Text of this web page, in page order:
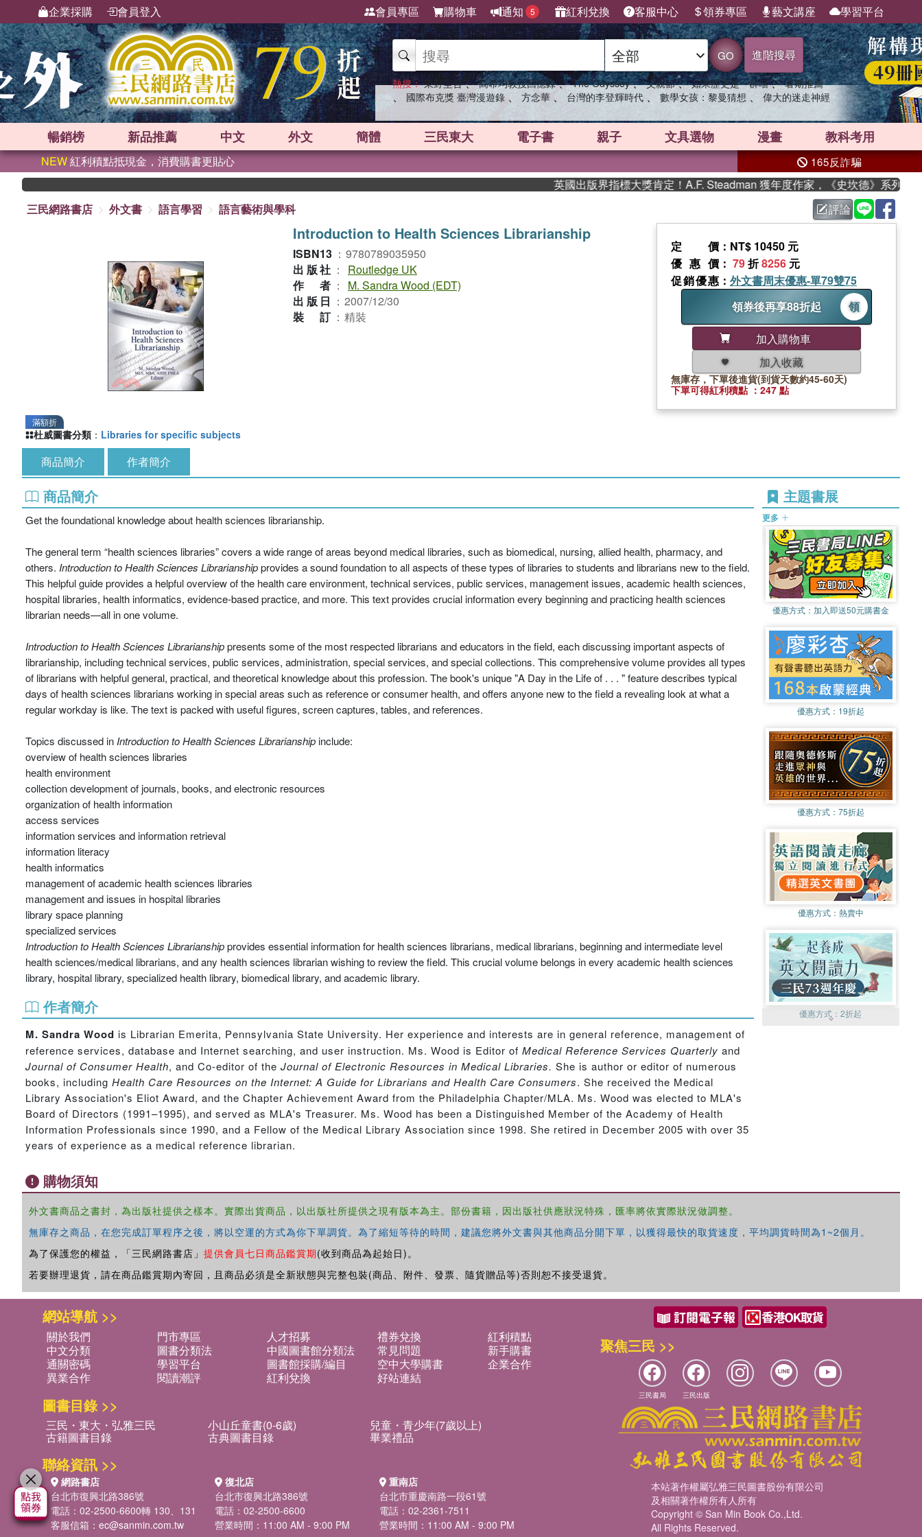
企業採購 會員登入 會員專區 購物車 通知 5 紅利兌換 客服中心 領券專區 藝文講座 學習平台
GO 進階搜尋
熱搜： 東野圭吾 、 高希均教授回憶錄 、 The Odyssey 、 父親節 、 如果歷史是一群喵 、 暑期推薦
、 國際布克獎 臺灣漫遊錄 、 方念華 、 台灣的李登輝時代 、 數學女孩：黎曼猜想 、 偉大的迷走神經
暢銷榜 新品推薦 中文 外文 簡體 三民東大 電子書 親子 文具選物 漫畫 教科考用
NEW紅利積點抵現金，消費購書更貼心 165反詐騙
英國出版界指標大獎肯定！A.F. Steadman 獲年度作家，《史坎德》系列帶你踏
三民網路書店
外文書 語言學習 語言藝術與學科 評論
滿額折
Introduction to Health Sciences Librarianship
ISBN13 ： 9780789035950
出版社 ：
Routledge UK
作者 ：
M. Sandra Wood (EDT)
出版日 ： 2007/12/30
裝訂 ： 精裝
定價 ：NT$ 10450 元
優惠價 ： 79折8256 元
促銷優惠 ： 外文書周末優惠-單79雙75
領券後再享88折起
領
加入購物車
加入收藏
無庫存，下單後進貨(到貨天數約45-60天)
下單可得紅利積點 ：247 點
杜威圖書分類 ： Libraries for specific subjects
商品簡介 作者簡介
商品簡介
Get the foundational knowledge about health sciences librarianship.
The general term “health sciences libraries” covers a wide range of areas beyond medical libraries, such as biomedical, nursing, allied health, pharmacy, and
others. Introduction to Health Sciences Librarianshipprovides a sound foundation to all aspects of these types of libraries to students and librarians new to the field.
This helpful guide provides a helpful overview of the health care environment, technical services, public services, management issues, academic health sciences,
hospital libraries, health informatics, evidence-based practice, and more. This text provides crucial information every beginning and practicing health sciences
librarian needs—all in one volume.
Introduction to Health Sciences Librarianshippresents some of the most respected librarians and educators in the field, each discussing important aspects of
librarianship, including technical services, public services, administration, special services, and special collections. This comprehensive volume provides all types
of librarians with helpful general, practical, and theoretical knowledge about this profession. The book's unique "A Day in the Life of . . . " feature describes typical
days of health sciences librarians working in special areas such as reference or consumer health, and offers anyone new to the field a revealing look at what a
regular workday is like. The text is packed with useful figures, screen captures, tables, and references.
Topics discussed in Introduction to Health Sciences Librarianshipinclude:
overview of health sciences libraries
health environment
collection development of journals, books, and electronic resources
organization of health information
access services
information services and information retrieval
information literacy
health informatics
management of academic health sciences libraries
management and issues in hospital libraries
library space planning
specialized services
Introduction to Health Sciences Librarianshipprovides essential information for health sciences librarians, medical librarians, beginning and intermediate level
health sciences/medical librarians, and any health sciences librarian wishing to review the field. This crucial volume belongs in every academic health sciences
library, hospital library, specialized health library, biomedical library, and academic library.
作者簡介
M. Sandra Wood is Librarian Emerita, Pennsylvania State University. Her experience and interests are in general reference, management of
reference services, database and Internet searching, and user instruction. Ms. Wood is Editor of Medical Reference Services Quarterly and
Journal of Consumer Health, and Co-editor of the Journal of Electronic Resources in Medical Libraries. She is author or editor of numerous
books, including Health Care Resources on the Internet: A Guide for Librarians and Health Care Consumers. She received the Medical
Library Association's Eliot Award, and the Chapter Achievement Award from the Philadelphia Chapter/MLA. Ms. Wood was elected to MLA's
Board of Directors (1991–1995), and served as MLA's Treasurer. Ms. Wood has been a Distinguished Member of the Academy of Health
Information Professionals since 1990, and a Fellow of the Medical Library Association since 1998. She retired in December 2005 with over 35
years of experience as a medical reference librarian.
主題書展
更多
優惠方式： 加入即送50元購書金
優惠方式： 19折起
優惠方式： 75折起
優惠方式： 熱賣中
優惠方式：2折起
優惠方式：
優惠方式： 79折起
優惠方式：
購物須知
外文書商品之書封，為出版社提供之樣本。實際出貨商品，以出版社所提供之現有版本為主。部份書籍，因出版社供應狀況特殊，匯率將依實際狀況做調整。
無庫存之商品，在您完成訂單程序之後，將以空運的方式為你下單調貨。為了縮短等待的時間，建議您將外文書與其他商品分開下單，以獲得最快的取貨速度，平均調貨時間為1~2個月。
為了保護您的權益，「三民網路書店」 提供會員七日商品鑑賞期(收到商品為起始日)。
若要辦理退貨，請在商品鑑賞期內寄回，且商品必須是全新狀態與完整包裝(商品、附件、發票、隨貨贈品等)否則恕不接受退貨。
網站導航 >>
關於我們 門市專區 人才招募 禮券兌換
紅利積點
中文分類
圖書分類法 中國圖書館分類法 常見問題
新手購書
通關密碼
學習平台 圖書館採購/編目 空中大學購書
企業合作
異業合作
閱讀潮評 紅利兌換 好站連結
圖書目錄 >>
三民・東大・弘雅三民 小山丘童書(0-6歲) 兒童・青少年(7歲以上)
古籍圖書目錄 古典圖書目錄 畢業禮品
聯絡資訊 >>
網路書店
台北市復興北路386號
電話：02-2500-6600轉 130、131
客服信箱： ec@sanmin.com.tw
復北店
台北市復興北路386號
電話：02-2500-6600
營業時間：11:00 AM - 9:00 PM
重南店
台北市重慶南路一段61號
電話：02-2361-7511
營業時間：11:00 AM - 9:00 PM
聚焦三民 >>
三民書局 三民出版
本站著作權屬弘雅三民圖書股份有限公司
及相關著作權所有人所有
Copyright © San Min Book Co.,Ltd.
All Rights Reserved.